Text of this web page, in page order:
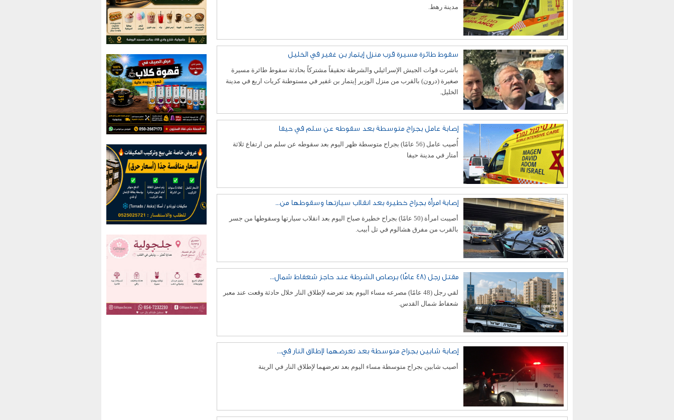
مدينة رهط.
سقوط طائرة مسيرة قرب منزل إيتمار بن غفير في الخليل
باشرت قوات الجيش الإسرائيلي والشرطة تحقيقاً مشتركاً بحادثة سقوط طائرة مسيرة
صغيرة (درون) بالقرب من منزل الوزير إيتمار بن غفير في مستوطنة كريات اربع في مدينة
الخليل.
إصابة عامل بجراح متوسطة بعد سقوطه عن سلم في حيفا
أُصيب عامل (56 عامًا) بجراح متوسطة ظهر اليوم بعد سقوطه عن سلم من ارتفاع ثلاثة
أمتار في مدينة حيفا
إصابة امرأة بجراح خطيرة بعد انقلاب سيارتها وسقوطها من...
أصيبت امرأة (50 عامًا) بجراح خطيرة صباح اليوم بعد انقلاب سيارتها وسقوطها من جسر
بالقرب من مفرق هشالوم في تل أبيب.
مقتل رجل (48 عامًا) برصاص الشرطة عند حاجز شعفاط شمال...
لقي رجل (48 عامًا) مصرعه مساء اليوم بعد تعرضه لإطلاق النار خلال حادثة وقعت عند معبر
شعفاط شمال القدس.
إصابة شابين بجراح متوسطة بعد تعرضهما لإطلاق النار في...
أصيب شابين بجراح متوسطة مساء اليوم بعد تعرضهما لإطلاق النار في الرينة